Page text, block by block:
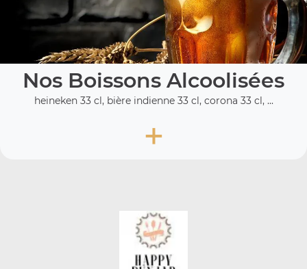
Nos Boissons Alcoolisées
heineken 33 cl, bière indienne 33 cl, corona 33 cl, ...
+